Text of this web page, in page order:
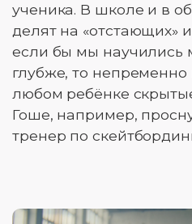
ученика. В школе и в
делят на «отстающих»
если бы мы научились
глубже, то
любом ребёнке
Гоше, например,
тренер по